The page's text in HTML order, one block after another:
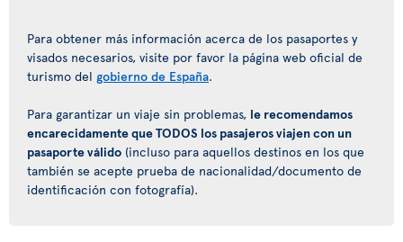
Para obtener más información acerca de los pasaportes y
visados necesarios, visite por favor la página web oficial de
turismo del gobierno de España.
Para garantizar un viaje sin problemas, le recomendamos
encarecidamente que TODOS los pasajeros viajen con un
pasaporte válido (incluso para aquellos destinos en los que
también se acepte prueba de nacionalidad/documento de
identificación con fotografía).